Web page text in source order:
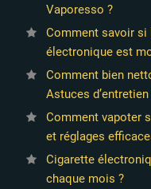
Vaporesso ?
Comment savoir si
électronique est
Comment bien
Astuces
Comment vapoter
et réglages
Cigarette
chaque mois ?